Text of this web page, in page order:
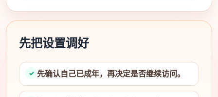
先把设置调好
先确认自己已成年，再决定是否继续访问。